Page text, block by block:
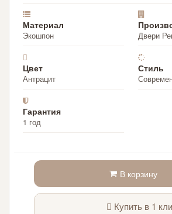
Материал
Экошпон Двери
Цвет
Антрацит
Стиль
Гарантия
1 год
В корзину
Купить в 1